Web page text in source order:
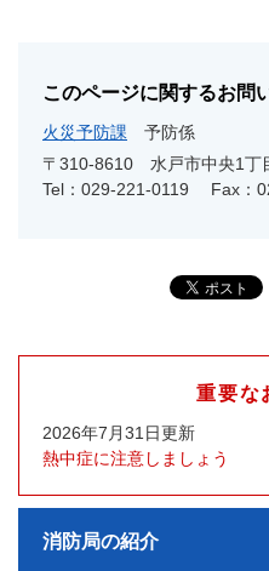
このページに関するお問
火災予防課
予防係
〒310-8610
水戸市中央1
Tel：029-221-0119
Fax：
重要な
2026年7月31日更新
熱中症に注意しましょう
消防局の紹介